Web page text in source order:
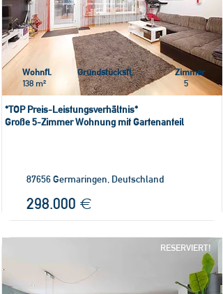
Wohnfl.
138 m²
Grundstücksfl.
Zimmer
5
*TOP Preis-Leistungsverhältnis*
Große 5-Zimmer Wohnung mit Gartenanteil
87656 Germaringen, Deutschland
298.000 €
RESERVIERT!